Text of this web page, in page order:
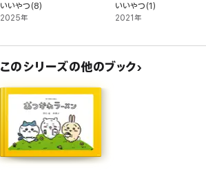
いいやつ(8)
2025年
いいやつ(1)
2021年
このシリーズの他のブック